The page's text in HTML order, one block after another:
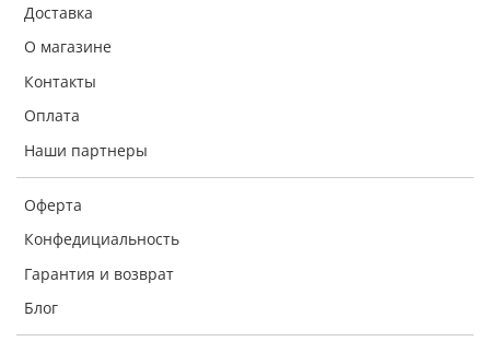
Доставка
О магазине
Контакты
Оплата
Наши партнеры
Оферта
Конфедициальность
Гарантия и возврат
Блог